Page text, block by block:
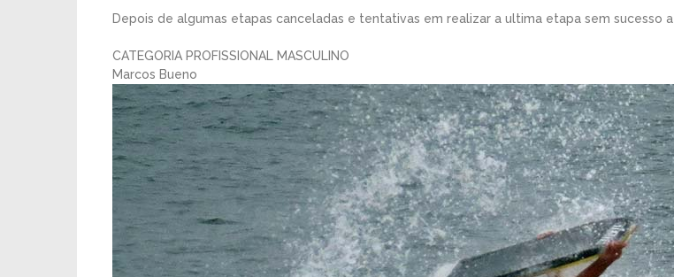
Depois de algumas etapas canceladas e tentativas em realizar a ultima etapa sem sucesso
CATEGORIA PROFISSIONAL MASCULINO
Marcos Bueno